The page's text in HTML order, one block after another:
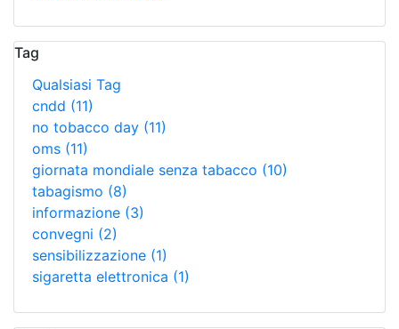
Tag
Qualsiasi Tag
cndd (11)
no tobacco day (11)
oms (11)
giornata mondiale senza tabacco (10)
tabagismo (8)
informazione (3)
convegni (2)
sensibilizzazione (1)
sigaretta elettronica (1)